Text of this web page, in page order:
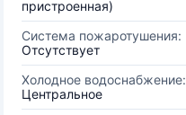
пристроенная)
Система пожаротушения:
Отсутствует
Холодное водоснабжение:
Центральное